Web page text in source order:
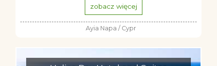
zobacz więcej
Ayia Napa / Cypr